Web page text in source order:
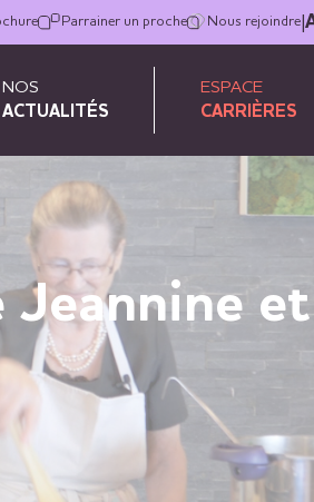
Parrainer un proche Nous rejoindre
NOS
ACTUALITÉS
ESPACE
CARRIÈRES
Jeannine et